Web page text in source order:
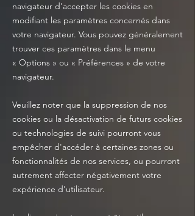
navigateur d'accepter les cookies en
modifiant les paramètres concernés dans
votre navigateur. Vous pouvez généralement
trouver ces paramètres dans le menu
« Options » ou « Préférences » de votre
navigateur.
Veuillez noter que la suppression de nos
cookies ou la désactivation de futurs cookies
ou technologies de suivi pourront vous
empêcher d'accéder à certaines zones ou
fonctionnalités de nos services, ou pourront
autrement affecter négativement votre
expérience d'utilisateur.